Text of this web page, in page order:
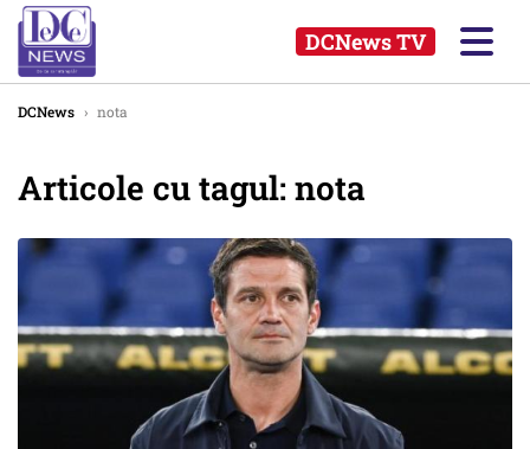
DCNews TV
DCNews › nota
Articole cu tagul: nota